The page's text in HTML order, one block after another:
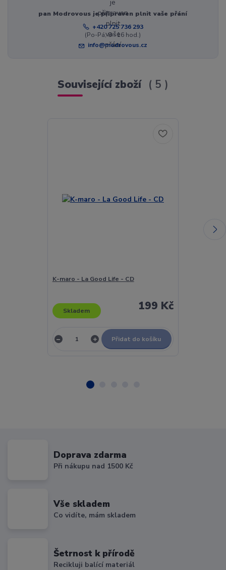
pan Modrovous je připraven plnit vaše přání
+420 725 736 293
(Po-Pá, 8 - 16 hod.)
info@modrovous.cz
Související zboží 5
K-maro - La Good Life - CD
199 Kč
Skladem
Přidat do košíku
Doprava zdarma
Při nákupu nad 1500 Kč
Vše skladem
Co vidíte, mám skladem
Šetrnost k přírodě
Recikluji balící materiál